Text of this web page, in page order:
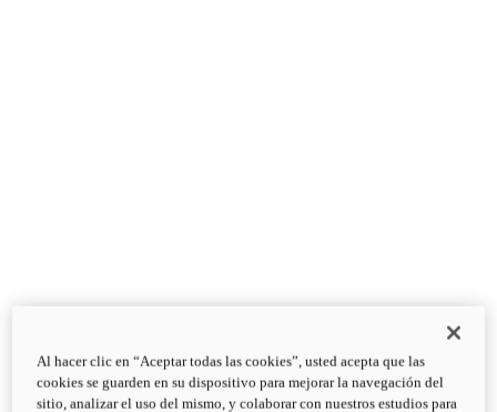
Al hacer clic en “Aceptar todas las cookies”, usted acepta que las
cookies se guarden en su dispositivo para mejorar la navegación del
sitio, analizar el uso del mismo, y colaborar con nuestros estudios para